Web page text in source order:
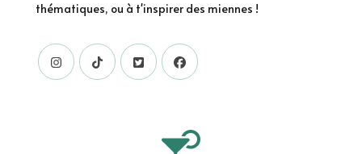
thématiques, ou à t'inspirer des miennes !